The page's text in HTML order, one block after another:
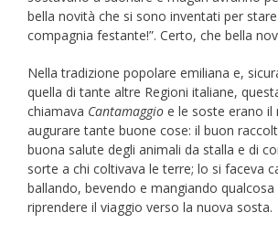
bella novità che si sono inventati per stare
compagnia festante!”. Certo, che bella
Nella tradizione popolare emiliana e,
quella di tante altre Regioni italiane,
chiamava Cantamaggio e le soste erano
augurare tante buone cose: il buon
buona salute degli animali da stalla e di
sorte a chi coltivava le terre; lo si faceva
ballando, bevendo e mangiando qualcosa
riprendere il viaggio verso la nuova sosta.